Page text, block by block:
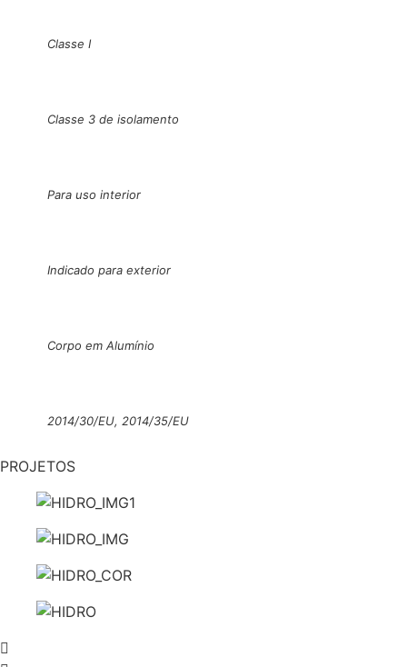
Classe I
Classe 3 de isolamento
Para uso interior
Indicado para exterior
Corpo em Alumínio
2014/30/EU, 2014/35/EU
PROJETOS